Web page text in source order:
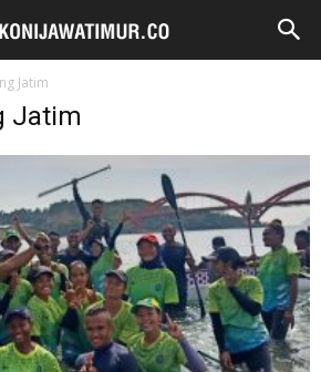
Jatim
Jatim